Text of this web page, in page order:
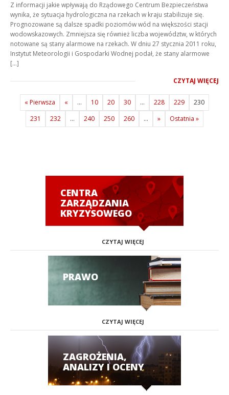
Z informacji jakie wpływają do Rządowego Centrum Bezpieczeństwa
wynika, że sytuacja hydrologiczna na rzekach w kraju stabilizuje się.
Prognozowane są dalsze spadki poziomów wód na większości stacji
wodowskazowych. Zmniejsza się również liczba województw, w których
notowane są stany alarmowe na rzekach. W dniu 27 stycznia 2011 roku,
Instytut Meteorologii i Gospodarki Wodnej podał, że stany alarmowe
[…]
CZYTAJ WIĘCEJ
« Pierwsza « ... 10 20 30 ... 228 229
230
231
232 ... 240 250 260 ... » Ostatnia »
CENTRA
ZARZĄDZANIA
KRYZYSOWEGO
CZYTAJ WIĘCEJ
PRAWO
CZYTAJ WIĘCEJ
ZAGROŻENIA,
ANALIZY I OCENY